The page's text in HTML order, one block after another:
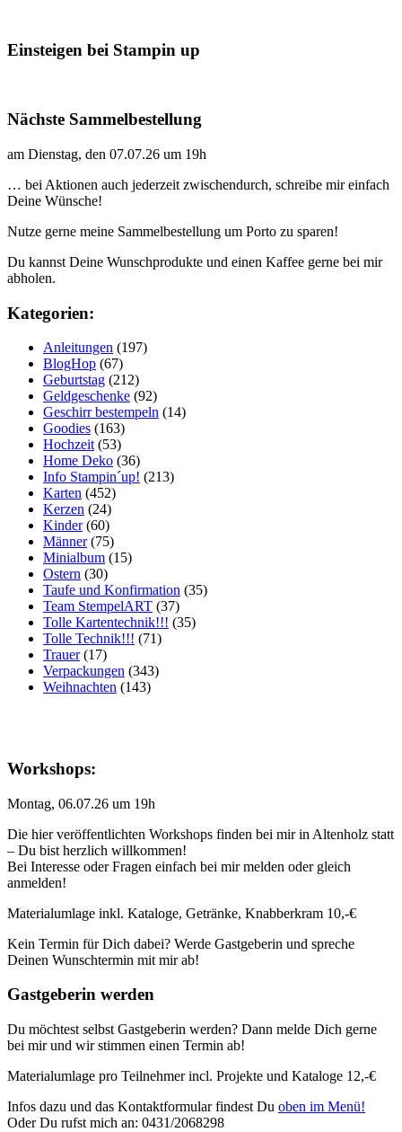
Einsteigen bei Stampin up
Nächste Sammelbestellung
am Dienstag, den 07.07.26 um 19h
… bei Aktionen auch jederzeit zwischendurch, schreibe mir einfach
Deine Wünsche!
Nutze gerne meine Sammelbestellung um Porto zu sparen!
Du kannst Deine Wunschprodukte und einen Kaffee gerne bei mir
abholen.
Kategorien:
Anleitungen (197)
BlogHop (67)
Geburtstag (212)
Geldgeschenke (92)
Geschirr bestempeln (14)
Goodies (163)
Hochzeit (53)
Home Deko (36)
Info Stampin´up! (213)
Karten (452)
Kerzen (24)
Kinder(60)
Männer(75)
Minialbum (15)
Ostern (30)
Taufe und Konfirmation (35)
Team StempelART (37)
Tolle Kartentechnik!!! (35)
Tolle Technik!!! (71)
Trauer(17)
Verpackungen (343)
Weihnachten (143)
Workshops:
Montag, 06.07.26 um 19h
Die hier veröffentlichten Workshops finden bei mir in Altenholz statt
– Du bist herzlich willkommen!
Bei Interesse oder Fragen einfach bei mir melden oder gleich
anmelden!
Materialumlage inkl. Kataloge, Getränke, Knabberkram 10,-€
Kein Termin für Dich dabei? Werde Gastgeberin und spreche
Deinen Wunschtermin mit mir ab!
Gastgeberin werden
Du möchtest selbst Gastgeberin werden? Dann melde Dich gerne
bei mir und wir stimmen einen Termin ab!
Materialumlage pro Teilnehmer incl. Projekte und Kataloge 12,-€
Infos dazu und das Kontaktformular findest Du oben im Menü!
Oder Du rufst mich an: 0431/2068298